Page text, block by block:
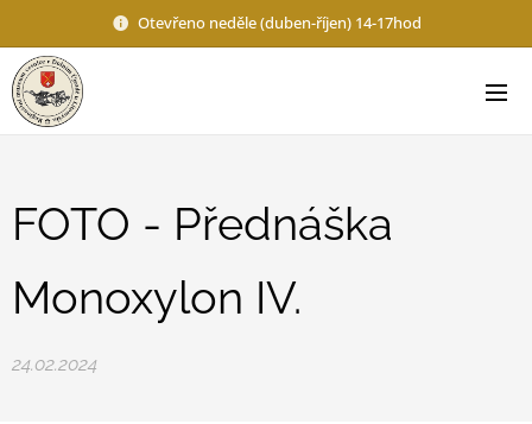
Otevřeno neděle (duben-říjen) 14-17hod
FOTO - Přednáška
Monoxylon IV.
24.02.2024